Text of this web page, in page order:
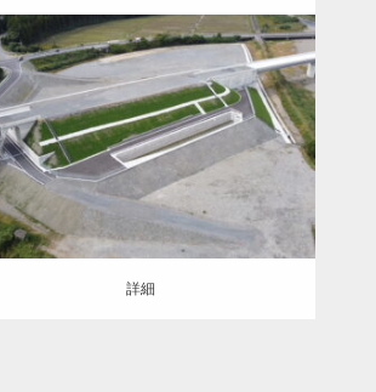
土木・建築（ALL） 道路改良
詳細
詳細